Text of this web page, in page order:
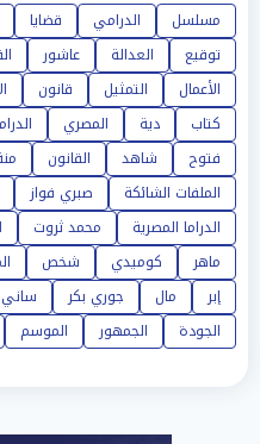
مسلسل الدرامي قضايا
توقيع
العدالة عاشور
الأعمال
التمثيل قانون
كتاب
دية المصري
فتوح
شاهد القانون
الملفات الشائكة
صبري فواز
الدراما المصرية
محمد ثروت
ماهر
كوميدي شخص
إبر
مال جوري بكر ساني
الجودة
الجمهور الموسم